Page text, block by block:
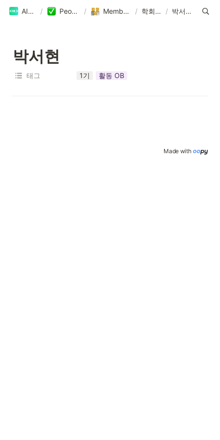
AIKU / People / Members / 학회원 / 박서현
박서현
태그 1기 활동 OB
Made with